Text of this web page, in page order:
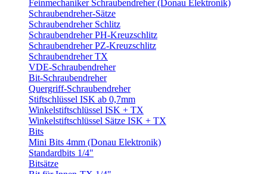
Feinmechaniker Schraubendreher (Donau Elektronik)
Schraubendreher-Sätze
Schraubendreher Schlitz
Schraubendreher PH-Kreuzschlitz
Schraubendreher PZ-Kreuzschlitz
Schraubendreher TX
VDE-Schraubendreher
Bit-Schraubendreher
Quergriff-Schraubendreher
Stiftschlüssel ISK ab 0,7mm
Winkelstiftschlüssel ISK + TX
Winkelstiftschlüssel Sätze ISK + TX
Bits
Mini Bits 4mm (Donau Elektronik)
Standardbits 1/4"
Bitsätze